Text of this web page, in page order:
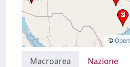
©
Macroarea Nazione